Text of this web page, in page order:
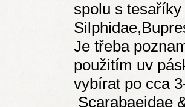
spolu s
Je třeba
použitím uv
vybírat po cca
Scarabaeidae